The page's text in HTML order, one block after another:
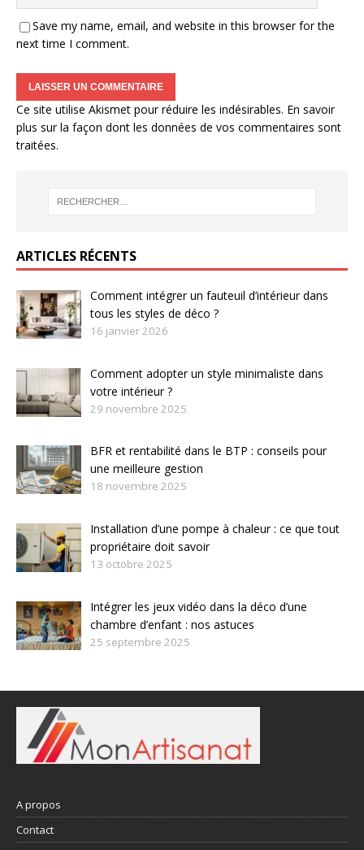
Save my name, email, and website in this browser for the
next time I comment.
Ce site utilise Akismet pour réduire les indésirables. En savoir
plus sur la façon dont les données de vos commentaires sont
traitées.
ARTICLES RÉCENTS
Comment intégrer un fauteuil d’intérieur dans
tous les styles de déco ?
16 janvier 2026
Comment adopter un style minimaliste dans
votre intérieur ?
29 novembre 2025
BFR et rentabilité dans le BTP : conseils pour
une meilleure gestion
18 novembre 2025
Installation d’une pompe à chaleur : ce que tout
propriétaire doit savoir
13 octobre 2025
Intégrer les jeux vidéo dans la déco d’une
chambre d’enfant : nos astuces
25 septembre 2025
A propos
Contact